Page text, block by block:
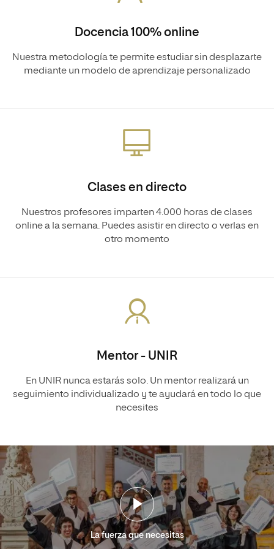
Docencia 100% online
Nuestra metodología te permite estudiar sin desplazarte
mediante un modelo de aprendizaje personalizado
Clases en directo
Nuestros profesores imparten 4.000 horas de clases
online a la semana. Puedes asistir en directo o verlas en
otro momento
Mentor - UNIR
En UNIR nunca estarás solo. Un mentor realizará un
seguimiento individualizado y te ayudará en todo lo que
necesites
La fuerza que necesitas